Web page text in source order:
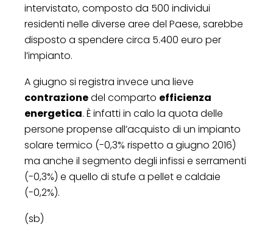
intervistato, composto da 500 individui
residenti nelle diverse aree del Paese, sarebbe
disposto a spendere circa 5.400 euro per
l’impianto.
A giugno si registra invece una lieve
contrazionedel comparto efficienza
energetica. È infatti in calo la quota delle
persone propense all’acquisto di un impianto
solare termico (-0,3% rispetto a giugno 2016)
ma anche il segmento degli infissi e serramenti
(-0,3%) e quello di stufe a pellet e caldaie
(-0,2%).
(sb)